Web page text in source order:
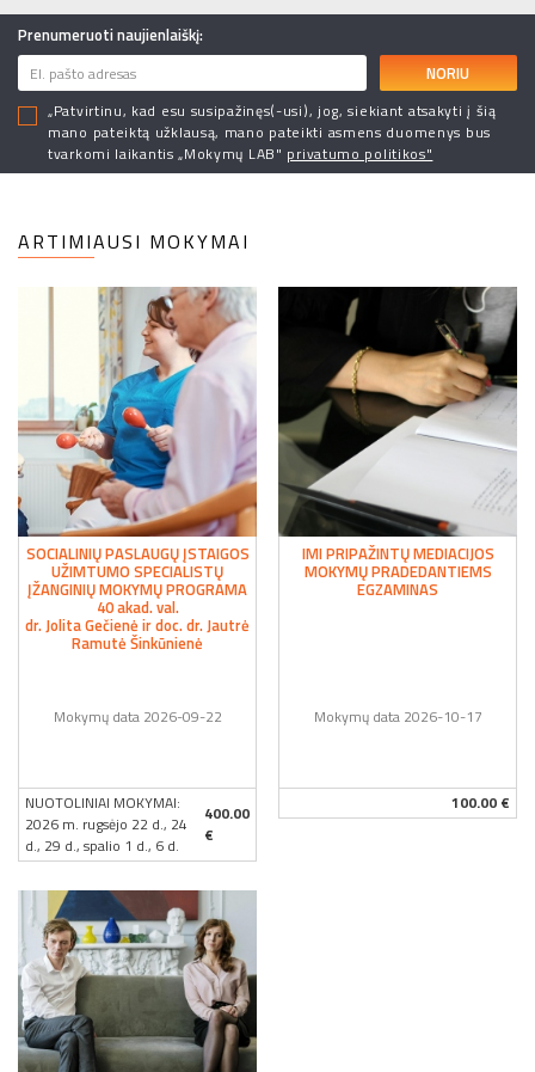
Prenumeruoti naujienlaiškį:
NORIU
„Patvirtinu, kad esu susipažinęs(-usi), jog, siekiant atsakyti į šią
mano pateiktą užklausą, mano pateikti asmens duomenys bus
tvarkomi laikantis „Mokymų LAB" privatumo politikos"
ARTIMIAUSI MOKYMAI
SOCIALINIŲ PASLAUGŲ ĮSTAIGOS
UŽIMTUMO SPECIALISTŲ
ĮŽANGINIŲ MOKYMŲ PROGRAMA
40 akad. val.
dr. Jolita Gečienė ir doc. dr. Jautrė
Ramutė Šinkūnienė
Mokymų data 2026-09-22
NUOTOLINIAI MOKYMAI:
2026 m. rugsėjo 22 d., 24
d., 29 d., spalio 1 d., 6 d.
400.00
€
IMI PRIPAŽINTŲ MEDIACIJOS
MOKYMŲ PRADEDANTIEMS
EGZAMINAS
Mokymų data 2026-10-17
100.00 €